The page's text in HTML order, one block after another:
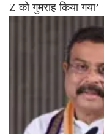
Z को गुमराह किया गया’